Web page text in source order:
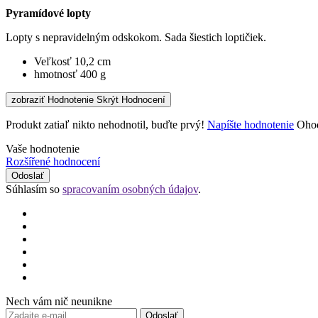
Pyramídové lopty
Lopty s nepravidelným odskokom. Sada šiestich loptičiek.
Veľkosť 10,2 cm
hmotnosť 400 g
zobraziť Hodnotenie Skrýt Hodnocení
Produkt zatiaľ nikto nehodnotil, buďte prvý! Napíšte hodnotenie
Vaše hodnotenie
Rozšířené hodnocení
Odoslať
Súhlasím so spracovaním osobných údajov.
Nech vám nič neunikne
Odoslať